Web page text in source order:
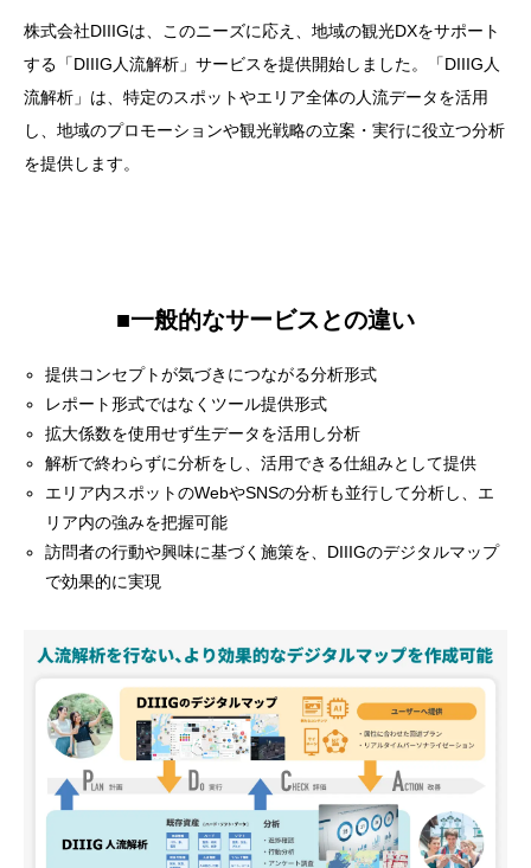
株式会社DIIIGは、このニーズに応え、地域の観光DXをサポート
する「DIIIG人流解析」サービスを提供開始しました。「DIIIG人
流解析」は、特定のスポットやエリア全体の人流データを活用
し、地域のプロモーションや観光戦略の立案・実行に役立つ分析
を提供します。
■一般的なサービスとの違い
提供コンセプトが気づきにつながる分析形式
レポート形式ではなくツール提供形式
拡大係数を使用せず生データを活用し分析
解析で終わらずに分析をし、活用できる仕組みとして提供
エリア内スポットのWebやSNSの分析も並行して分析し、エ
リア内の強みを把握可能
訪問者の行動や興味に基づく施策を、DIIIGのデジタルマップ
で効果的に実現